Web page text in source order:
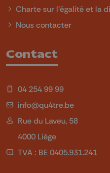
Charte sur l'égalité et la
Nous contacter
Contact
04 254 99 99
info@qu4tre.be
Rue du Laveu, 58
4000 Liège
TVA : BE 0405.931.241